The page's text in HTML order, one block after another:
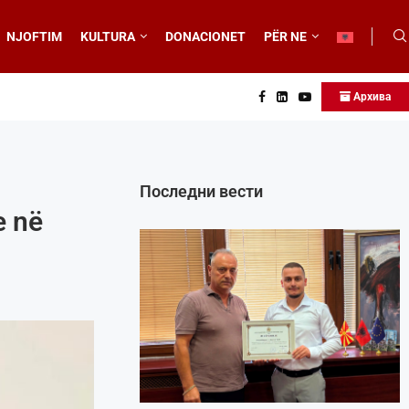
NJOFTIM KULTURA DONACIONET PËR NE
Архива
në
Последни вести